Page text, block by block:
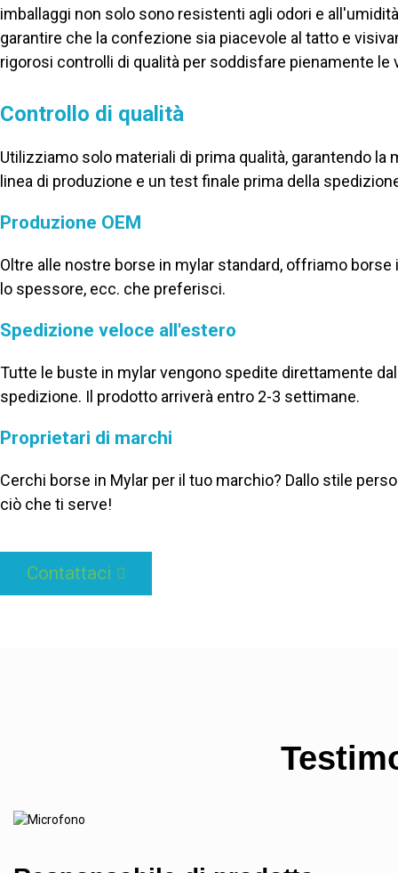
imballaggi non solo sono resistenti agli odori e
garantire che la confezione sia piacevole al tatto e
rigorosi controlli di qualità per soddisfare pienamente
Controllo di qualità
Utilizziamo solo materiali di prima qualità, garantendo
linea di produzione e un test finale prima della
Produzione OEM
Oltre alle nostre borse in mylar standard, offriamo
lo spessore, ecc. che preferisci.
Spedizione veloce all'estero
Tutte le buste in mylar vengono spedite direttamente
spedizione. Il prodotto arriverà entro 2-3 settimane.
Proprietari di marchi
Cerchi borse in Mylar per il tuo marchio? Dallo stile
ciò che ti serve!
Contattaci